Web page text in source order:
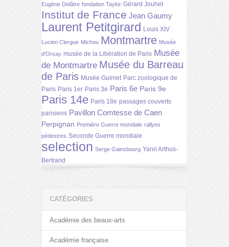
Eugène Delâtre fondation Taylor Gérard Jouhet
Institut de France Jean Gaumy
Laurent Petitgirard Louis XIV
Lucien Clergue Michou Montmartre Musée
d'Orsay musée de la Libération de Paris Musée
de Montmartre Musée du Barreau
de Paris Musée Guimet Parc zoologique de
Paris Paris 1er Paris 3e Paris 6e Paris 9e
Paris 14e Paris 18e passages couverts
parisiens Pavillon Comtesse de Caen
Perpignan Première Guerre mondiale rallyes
pédestres Seconde Guerre mondiale
selection Serge Gainsbourg Yann Arthus-
Bertrand
CATÉGORIES
Académie des beaux-arts
Académie française